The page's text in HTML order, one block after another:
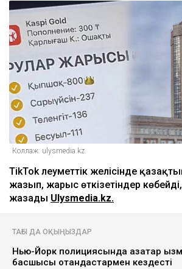
Коллаж: ulysmedia.kz.
TikTok әлеуметтік желісінде
жазып, жарыс өткізетіндер
жазады Ulysmedia.kz.
ТАҒЫ ДА ОҚЫҢЫЗДАР
Нью-Йорк полициясында қазақтар
басшысы отандастармен кездесті